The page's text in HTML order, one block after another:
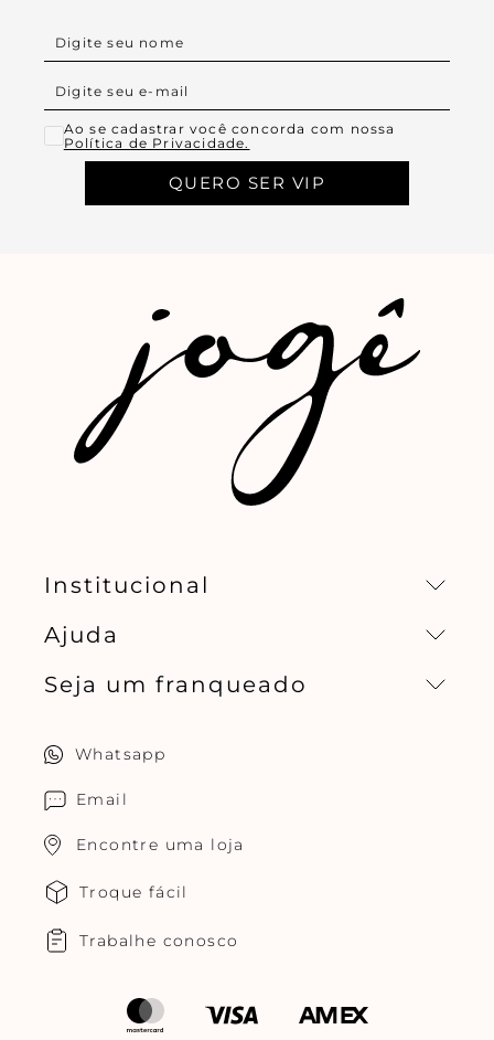
Ao se cadastrar você concorda com nossa
Política de Privacidade.
QUERO SER VIP
Institucional
Missão, visão e valores
Ajuda
Central de relacionamento
Seja um franqueado
Whatsapp
Email
Encontre uma loja
Troque fácil
Trabalhe conosco